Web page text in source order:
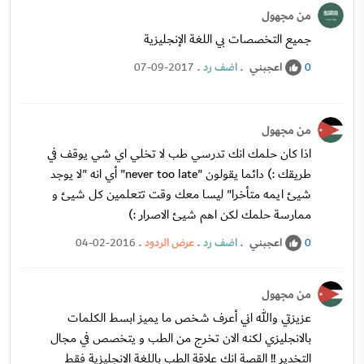
من مجهول
جميع التخصصات بي اللغة الإنجليزية
0 اعجبني .اضف رد.
07-09-2017
من مجهول
اذا كان حلمك انك تدرسي طب لا تخلي اي شي يوقف في
طريقك :) دائما يقولون "never too late" أي انه "لا يوجد
شيئ ايمه متأخرا" ليسا معك وقت تتعلمين كل شيئ و
ممارسة حلمك لكن اهم شيئ الاصرار :)
0 اعجبني .اضف رد.عرض الردود.
04-02-2016
من مجهول
عزيزتي والله اني أعرف شخص ما يميز ابسط الكلمات
بالانجليزي لكنه الان تخرج من الطب و يتخصص في مجال
التخدير !! القصة انك علاقة الطب باللغة الانجليزية فقط